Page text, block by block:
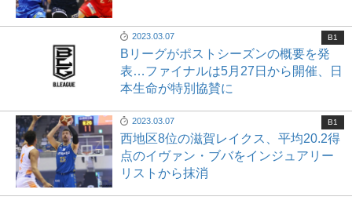
2023.03.07
Bリーグがポストシーズンの概要を発
表…ファイナルは5月27日から開催、日
本生命が特別協賛に
B1
2023.03.07
西地区8位の滋賀レイクス、平均20.2得
点のイヴァン・ブバをインジュアリー
リストから抹消
B1